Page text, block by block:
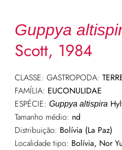
Guppya
Scott, 1984
CLASSE: GASTROPODA:
FAMÍLIA: EUCONULIDAE
ESPÉCIE: Guppya altispira
Tamanho médio: nd
Distribuição: Bolívia (La Paz)
Localidade tipo: Bolívia, Nor